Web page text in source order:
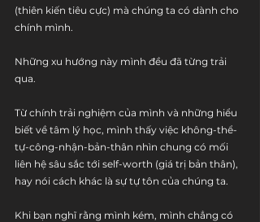
(thiên kiến tiêu cực) mà chúng ta có dành cho
chính mình.
Những xu hướng này mình đều đã từng trải
qua.
Từ chính trải nghiệm của mình và những hiểu
biết về tâm lý học, mình thấy việc không-thể-
tự-công-nhận-bản-thân nhìn chung có mối
liên hệ sâu sắc tới self-worth (giá trị bản thân),
hay nói cách khác là sự tự tôn của chúng ta.
Khi bạn nghĩ rằng mình kém, mình chẳng có